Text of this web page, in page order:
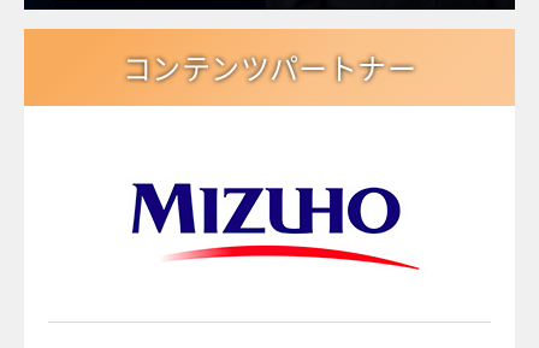
コンテンツパートナー